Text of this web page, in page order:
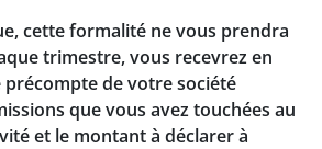
cette formalité ne vous prendra
trimestre, vous recevrez en
de votre société
que vous avez touchées au
et le montant à déclarer à